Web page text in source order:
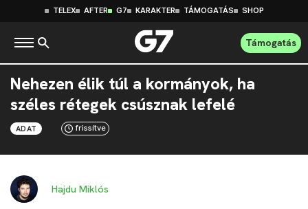
TELEX AFTER G7 KARAKTER TÁMOGATÁS SHOP
Támogatás
Nehezen élik túl a kormányok, ha
széles rétegek csúsznak lefelé
ADAT frissítve
Hajdu Miklós